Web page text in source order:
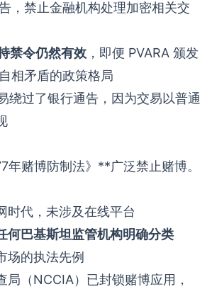
，禁止金融机构处理加密相关交
禁令仍然有效 ，即便 PVARA 颁发
相矛盾的政策格局
绕过了银行通告，因为交易以普通
年赌博防制法》**广泛禁止赌博。
时代，未涉及在线平台
何巴基斯坦监管机构明确分类
场的执法先例
局（NCCIA）已封锁赌博应用，